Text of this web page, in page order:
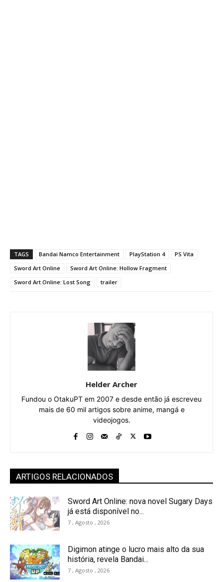
TAGS Bandai Namco Entertainment PlayStation 4
PS Vita
Sword Art Online
Sword Art Online: Hollow Fragment
Sword Art Online: Lost Song
trailer
Helder Archer
Fundou o OtakuPT em 2007 e desde então já escreveu
mais de 60 mil artigos sobre anime, mangá e
videojogos.
ARTIGOS RELACIONADOS
Sword Art Online: nova novel Sugary Days
já está disponível no...
7 , Agosto , 2026
Digimon atinge o lucro mais alto da sua
história, revela Bandai...
7 , Agosto , 2026